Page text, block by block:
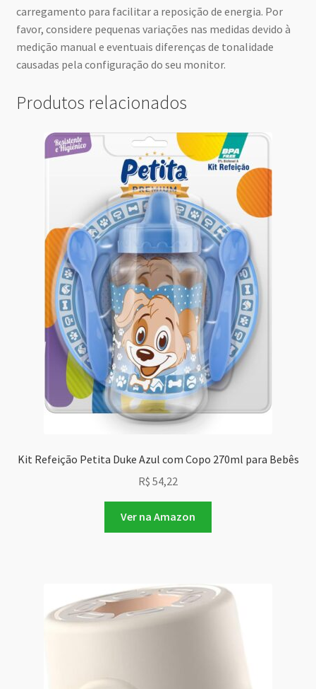
carregamento para facilitar a reposição de energia. Por
favor, considere pequenas variações nas medidas devido à
medição manual e eventuais diferenças de tonalidade
causadas pela configuração do seu monitor.
Produtos relacionados
Kit Refeição Petita Duke Azul com Copo 270ml para Bebês
R$ 54,22
Ver na Amazon